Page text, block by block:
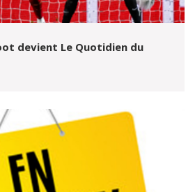
devient Le Quotidien du